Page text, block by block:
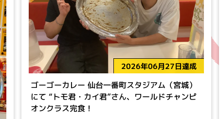
2026年06月27日達成
ゴーゴーカレー 仙台一番町スタジアム（宮城）
にて “トモ君・カイ君”さん、ワールドチャンピ
オンクラス完食！